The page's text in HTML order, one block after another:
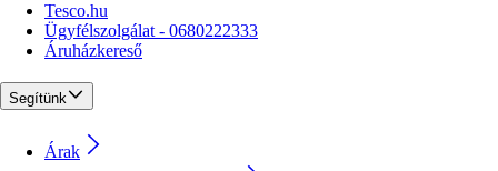
Tesco.hu
Ügyfélszolgálat - 0680222333
Áruházkereső
Segítünk
Árak